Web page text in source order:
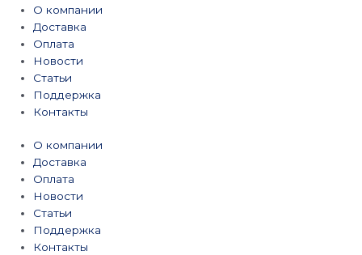
О компании
Доставка
Оплата
Новости
Статьи
Поддержка
Контакты
О компании
Доставка
Оплата
Новости
Статьи
Поддержка
Контакты